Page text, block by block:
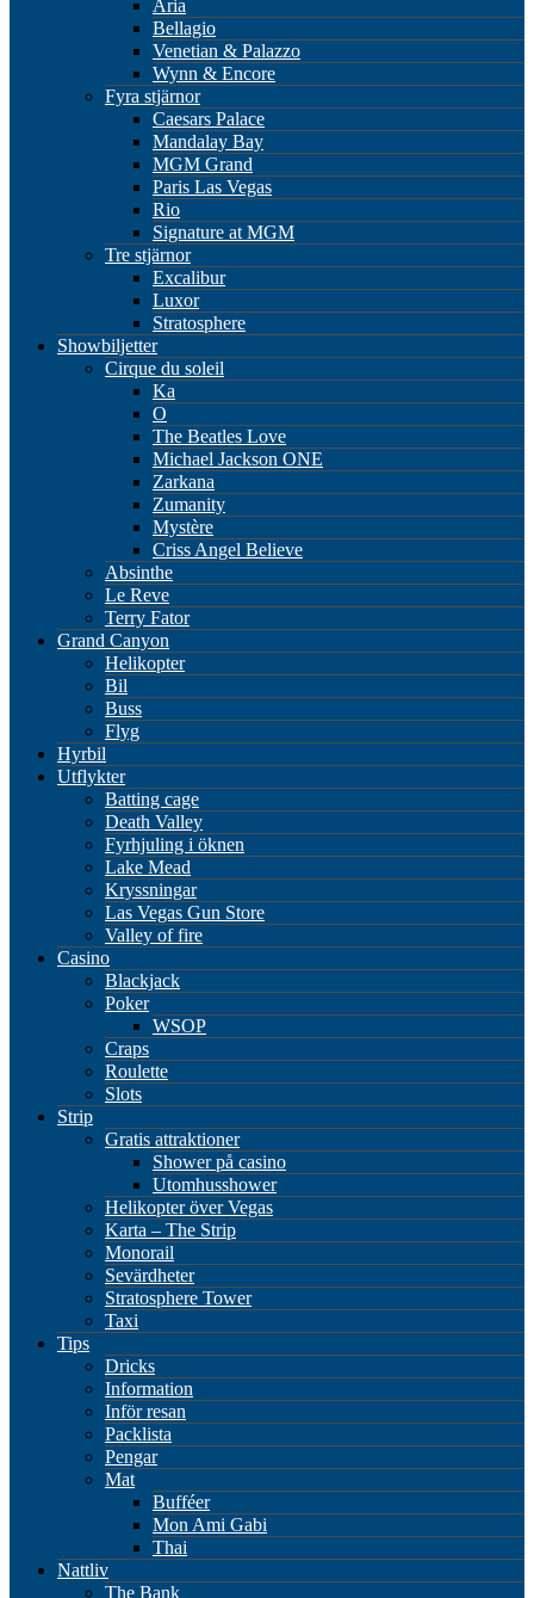
Aria
Bellagio
Venetian & Palazzo
Wynn & Encore
Fyra stjärnor
Caesars Palace
Mandalay Bay
MGM Grand
Paris Las Vegas
Rio
Signature at MGM
Tre stjärnor
Excalibur
Luxor
Stratosphere
Showbiljetter
Cirque du soleil
Ka
O
The Beatles Love
Michael Jackson ONE
Zarkana
Zumanity
Mystère
Criss Angel Believe
Absinthe
Le Reve
Terry Fator
Grand Canyon
Helikopter
Bil
Buss
Flyg
Hyrbil
Utflykter
Batting cage
Death Valley
Fyrhjuling i öknen
Lake Mead
Kryssningar
Las Vegas Gun Store
Valley of fire
Casino
Blackjack
Poker
WSOP
Craps
Roulette
Slots
Strip
Gratis attraktioner
Shower på casino
Utomhusshower
Helikopter över Vegas
Karta – The Strip
Monorail
Sevärdheter
Stratosphere Tower
Taxi
Tips
Dricks
Information
Inför resan
Packlista
Pengar
Mat
Bufféer
Mon Ami Gabi
Thai
Nattliv
The Bank